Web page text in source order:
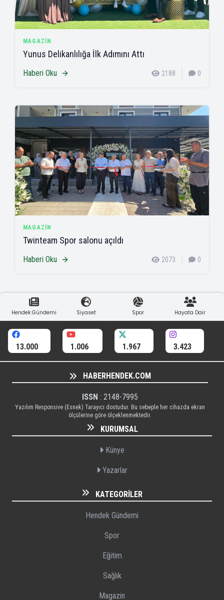
MAGAZIN
Yunus Delikanlılığa İlk Adımını Attı
Haberi Oku 2188 0
MAGAZIN
Twinteam Spor salonu açıldı
Haberi Oku 2073 0
Hendek Gündemi Siyaset Spor Hayata Dair
13.000 1.006 1.967 3.423
HABERHENDEK.COM
ISSN : 2148-7995
Yazılım Responsive (Esnek) Tarayıcı dostudur. Bu sebeple her cihazda ekran
ölçülerine göre ölçeklenmektedir.
KURUMSAL
Künye
Yazarlar
KATEGORILER
Hendek Gündemi
Spor
Eğitim
Sağlık
Magazin